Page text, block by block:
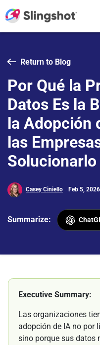
Return to Blog
Por Qué la
Datos Es la
la Adopción
las
Solucionarlo
Casey Ciniello Feb 5, 2026
Summarize:
Executive Summary:
Las organizaciones
adopción de IA no por
sino porque sus datos